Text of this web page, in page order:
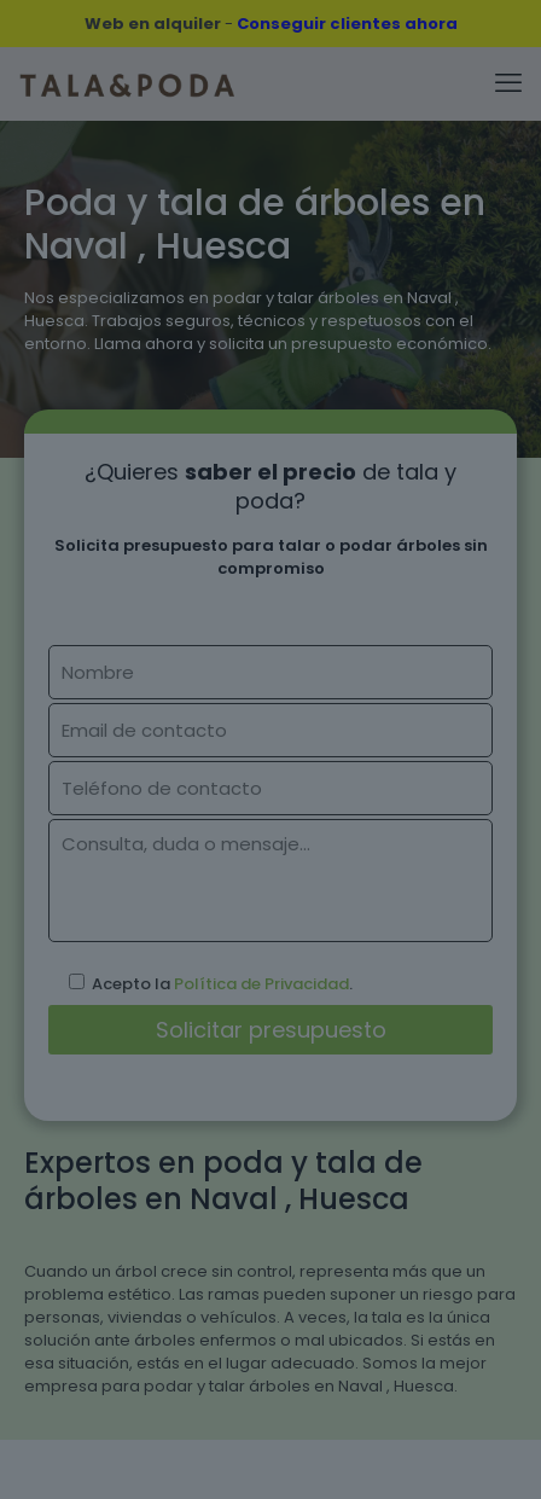
Web en alquiler- Conseguir clientes ahora
Poda y tala de árboles en
Naval , Huesca
Nos especializamos en podar y talar árboles en Naval ,
Huesca. Trabajos seguros, técnicos y respetuosos con el
entorno. Llama ahora y solicita un presupuesto económico.
Expertos en poda y tala de
árboles en Naval , Huesca
Cuando un árbol crece sin control, representa más que un
problema estético. Las ramas pueden suponer un riesgo para
personas, viviendas o vehículos. A veces, la tala es la única
solución ante árboles enfermos o mal ubicados. Si estás en
esa situación, estás en el lugar adecuado. Somos la mejor
empresa para podar y talar árboles en Naval , Huesca.
¿Quieres saber el precio de tala y
poda?
Solicita presupuesto para talar o podar árboles sin
compromiso
Acepto la Política de Privacidad.